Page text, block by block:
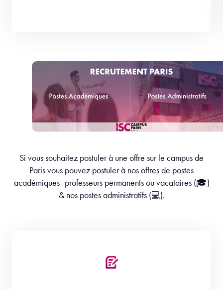
Si vous souhaitez postuler à une offre sur le campus de
Paris vous pouvez postuler à nos offres de postes
académiques -professeurs permanents ou vacataires (🎓)
& nos postes administratifs (💻).